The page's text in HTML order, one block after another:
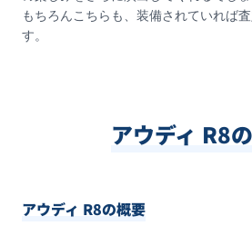
もちろんこちらも、装備されていれば
す。
アウディ R8
アウディ R8の概要